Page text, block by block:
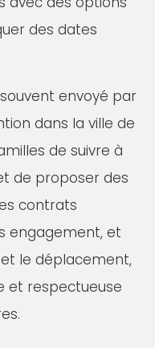
des dates
envoyé par
dans la ville de
de suivre à
de proposer des
contrats
engagement, et
le déplacement,
et respectueuse